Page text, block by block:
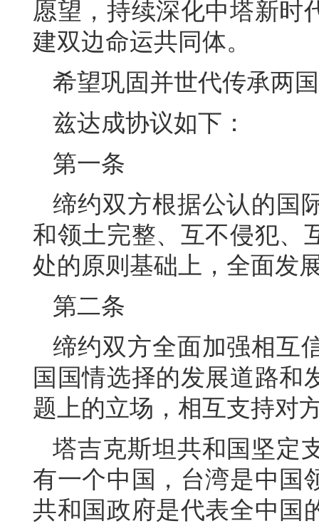
愿望，持续深化中塔新时
建双边命运共同体。
希望巩固并世代传承两
兹达成协议如下：
第一条
缔约双方根据公认的国
和领土完整、互不侵犯、
处的原则基础上，全面发
第二条
缔约双方全面加强相互
国国情选择的发展道路和
题上的立场，相互支持对
塔吉克斯坦共和国坚定
有一个中国，台湾是中国
共和国政府是代表全中国